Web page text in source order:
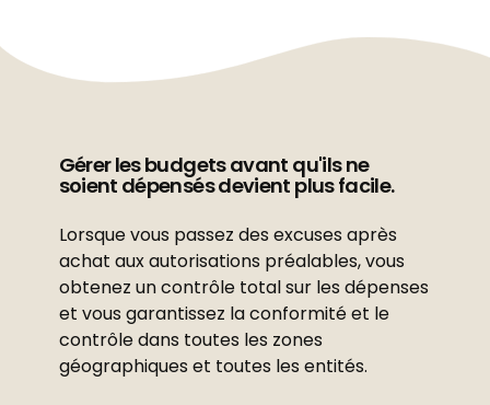
Gérer les budgets avant qu'ils ne
soient dépensés devient plus facile.
Lorsque vous passez des excuses après
achat aux autorisations préalables, vous
obtenez un contrôle total sur les dépenses
et vous garantissez la conformité et le
contrôle dans toutes les zones
géographiques et toutes les entités.